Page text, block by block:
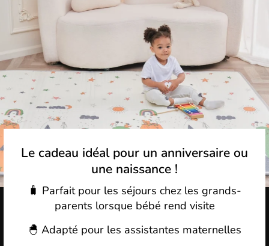
Le cadeau idéal pour un anniversaire ou
une naissance !
🧳 Parfait pour les séjours chez les grands-
parents lorsque bébé rend visite
🐣 Adapté pour les assistantes maternelles